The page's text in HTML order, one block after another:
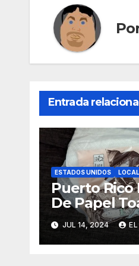
Entrada
ESTADOS UNIDOS
Puerto Rico
De Papel
Trump Pa’
De Curita
JUL 14, 2024